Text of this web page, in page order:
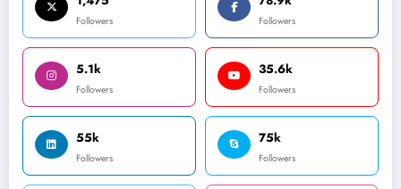
Followers Followers
5.1k
Followers
35.6k
Followers
55k
Followers
75k
Followers